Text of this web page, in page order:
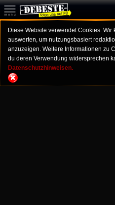
Diese Website verwendet Cookies.
auswerten, um nutzungsbasiert
anzuzeigen. Weitere Informationen zu
du deren Verwendung widersprechen
Datenschutzhinweisen.